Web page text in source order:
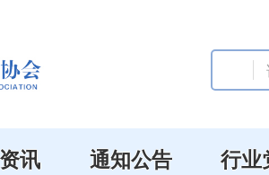
讯 通知公告 行业